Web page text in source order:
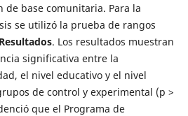
de base comunitaria. Para la
se utilizó la prueba de rangos
Resultados. Los resultados muestran
significativa entre la
el nivel educativo y el nivel
de control y experimental (p >
que el Programa de